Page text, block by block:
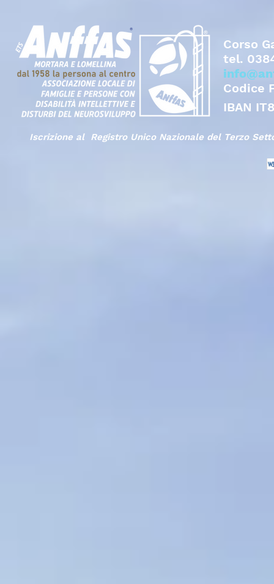
Corso
tel.
Codice
IBAN
Iscrizione al Registro Unico Nazionale del Terzo